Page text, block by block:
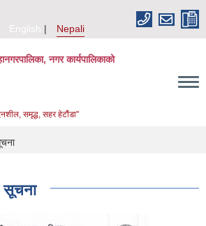
English
Nepali
नगर कार्यपालिकाको
समृद्ध, सहर हेटौंडा"
सूचना